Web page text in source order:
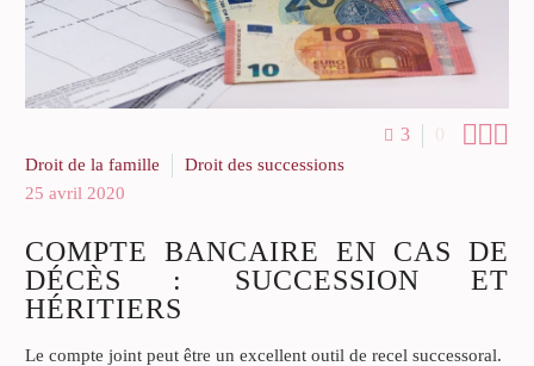
3 0 
Droit de la famille
Droit des successions
25 avril 2020
COMPTE BANCAIRE EN CAS DE
DÉCÈS : SUCCESSION ET
HÉRITIERS
Le compte joint peut être un excellent outil de recel successoral.